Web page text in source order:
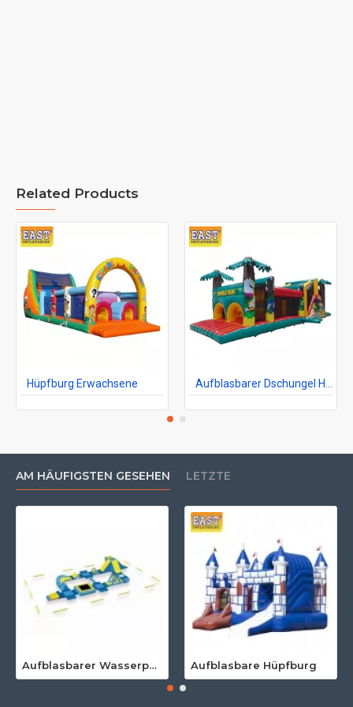
Related Products
Hüpfburg Erwachsene
AM HÄUFIGSTEN GESEHEN LETZTE
Aufblasbarer Wasserpark Für Erwachsene Aufblasbare Hüpfburg